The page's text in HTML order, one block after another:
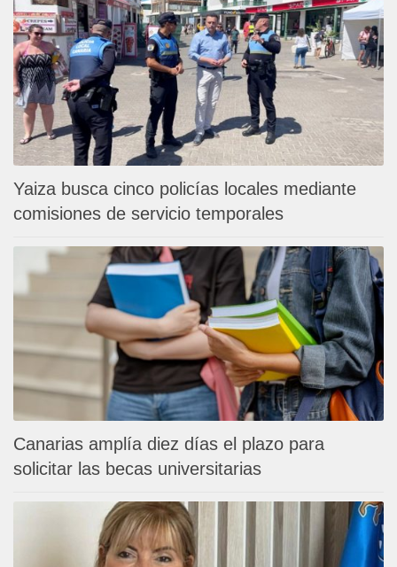
Yaiza busca cinco policías locales mediante
comisiones de servicio temporales
Canarias amplía diez días el plazo para
solicitar las becas universitarias